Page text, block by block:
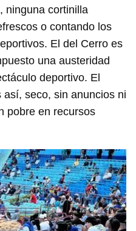
primero has de
de 14ymedio.
ninguna cortinilla
o contando los
El del Cerro es
una austeridad
deportivo. El
seco, sin anuncios ni
pobre en recursos